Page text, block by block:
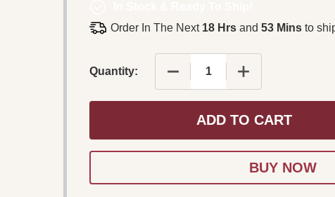
Order In The Next 18 Hrs and 53 Mins to
Quantity: DECREASE QUANTITY OF
INCREASE
ADD TO CART